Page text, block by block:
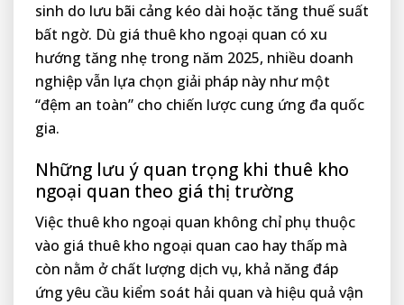
sinh do lưu bãi cảng kéo dài hoặc tăng thuế suất
bất ngờ. Dù giá thuê kho ngoại quan có xu
hướng tăng nhẹ trong năm 2025, nhiều doanh
nghiệp vẫn lựa chọn giải pháp này như một
“đệm an toàn” cho chiến lược cung ứng đa quốc
gia.
Những lưu ý quan trọng khi thuê kho
ngoại quan theo giá thị trường
Việc thuê kho ngoại quan không chỉ phụ thuộc
vào giá thuê kho ngoại quan cao hay thấp mà
còn nằm ở chất lượng dịch vụ, khả năng đáp
ứng yêu cầu kiểm soát hải quan và hiệu quả vận